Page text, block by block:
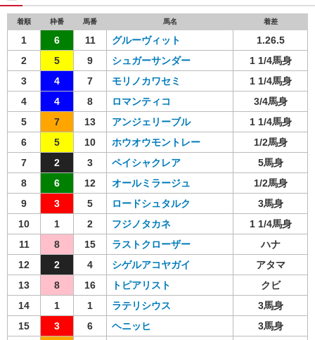
着順 枠番 馬番 馬名 着差
1 6 11 グルーヴィット
1.26.5
2
5 9 シュガーサンダー
1 1/4馬身
3
4 7 モリノカワセミ
1 1/4馬身
4
4 8 ロマンティコ
3/4馬身
5
7 13 アンジェリーブル
1 1/4馬身
6
5 10 ホウオウモントレー
1/2馬身
7
2 3 ペイシャクレア
5馬身
8
6 12 オールミラージュ
1/2馬身
9
3 5 ロードシュタルク
3馬身
10
1 2 フジノタカネ
1 1/4馬身
11
8 15 ラストクローザー
ハナ
12
2 4 シゲルアコヤガイ
アタマ
13
8 16 トピアリスト
クビ
14
1 1 ラテリシウス
3馬身
15
3 6 ヘニッヒ
3馬身